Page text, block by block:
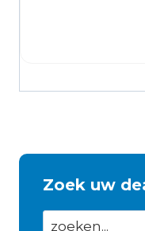
Zoek uw